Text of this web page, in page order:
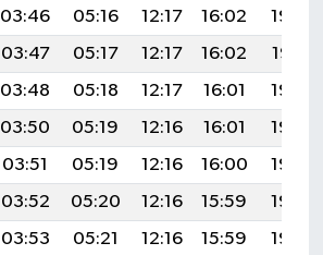
03:46 05:16 12:17 16:02
19:08
03:47 05:17 12:17 16:02
19:07
03:48 05:18 12:17 16:01
19:05
03:50 05:19 12:16 16:01
19:04
03:51 05:19 12:16 16:00
19:03
03:52 05:20 12:16 15:59
19:02
03:53 05:21 12:16 15:59
19:00